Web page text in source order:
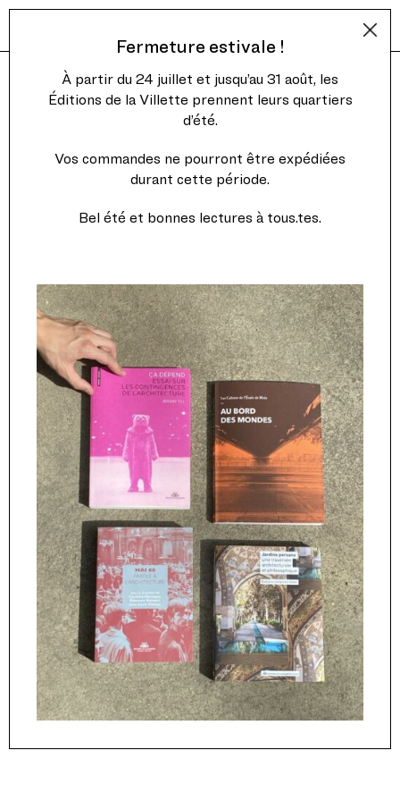
Le Corbusier et les arts dits « primitifs »
25,00
€
Fermeture estivale !
À partir du 24 juillet et jusqu’au 31 août, les
Éditions de la Villette prennent leurs quartiers
d’été.
Vos commandes ne pourront être expédiées
durant cette période.
Bel été et bonnes lectures à tous.tes.